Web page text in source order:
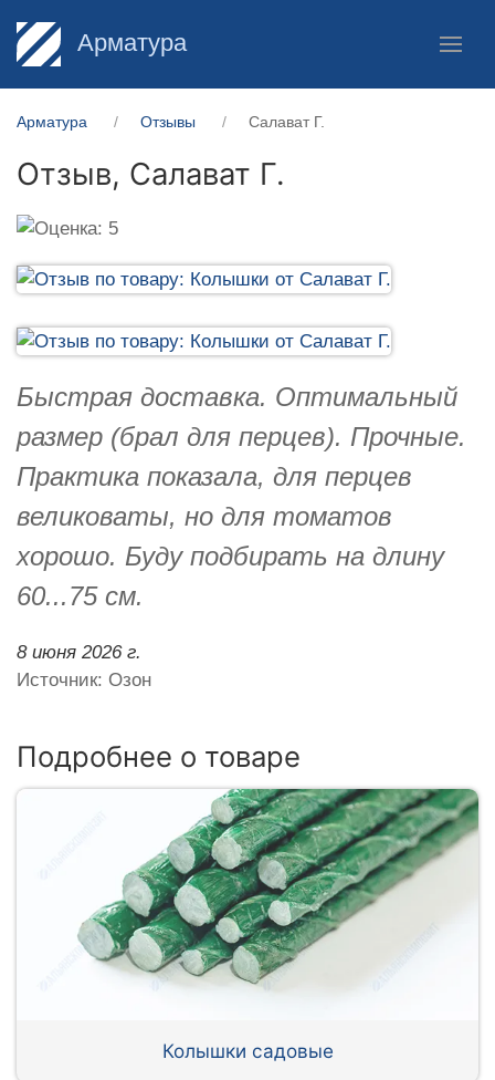
Арматура
Арматура Отзывы Салават Г.
Отзыв, Салават Г.
Быстрая доставка. Оптимальный
размер (брал для перцев). Прочные.
Практика показала, для перцев
великоваты, но для томатов
хорошо. Буду подбирать на длину
60...75 см.
8 июня 2026 г.
Источник: Озон
Подробнее о товаре
Колышки садовые